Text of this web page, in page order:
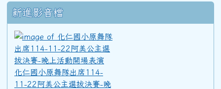
新進影音檔
化仁國小原舞隊出席114-
11-22阿美公主選拔決賽-晚